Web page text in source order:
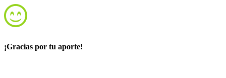
¡Gracias por tu aporte!